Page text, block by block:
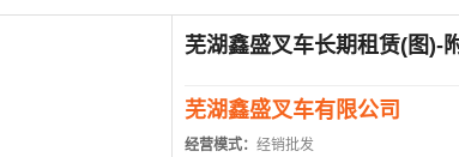
芜湖鑫盛叉车有限公司
经营模式： 经销批发